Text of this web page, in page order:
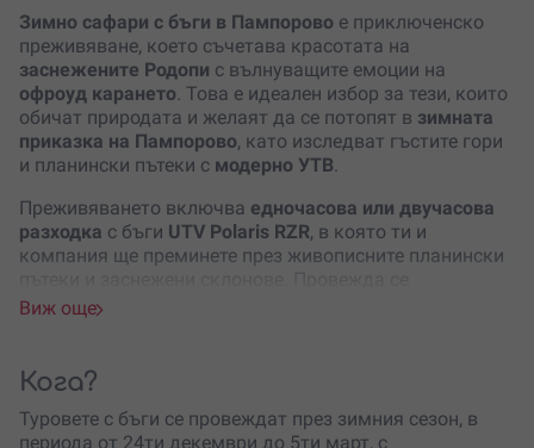
Зимно сафари с бъги в Пампорово е приключенско
преживяване, което съчетава красотата на
заснежените Родопи с вълнуващите емоции на
офроуд карането. Това е идеален избор за тези, които
обичат природата и желаят да се потопят в зимната
приказка на Пампорово, като изследват гъстите гори
и планински пътеки с модерно УТВ.
Преживяването включва едночасова или двучасова
разходка с бъги UTV Polaris RZR, в която ти и
компания ще преминете през живописните планински
инструктаж от опитен инструктор
бъгито. Спирате за
красивите моменти на преживяването.
Освен стандартната едночасова обиколка, имаш
Виж още
Кога?
Туровете с бъги се провеждат през зимния сезон, в
периода от 24ти декември до 5ти март, с